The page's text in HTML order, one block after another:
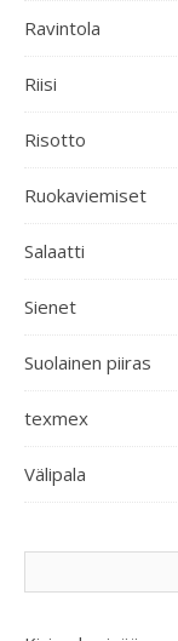
Ravintola
Riisi
Risotto
Ruokaviemiset
Salaatti
Sienet
Suolainen piiras
texmex
Välipala